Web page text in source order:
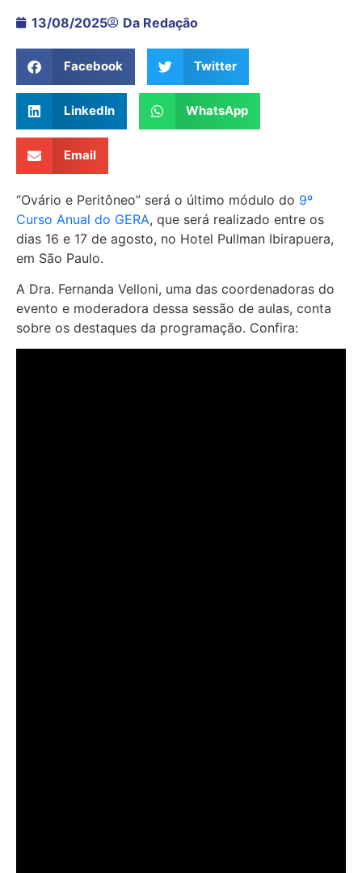
13/08/2025 Da Redação
Facebook Twitter
LinkedIn WhatsApp
Email
“Ovário e Peritôneo” será o último módulo do 9º
Curso Anual do GERA, que será realizado entre os
dias 16 e 17 de agosto, no Hotel Pullman Ibirapuera,
em São Paulo.
A Dra. Fernanda Velloni, uma das coordenadoras do
evento e moderadora dessa sessão de aulas, conta
sobre os destaques da programação. Confira: